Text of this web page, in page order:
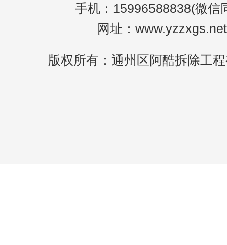
手机：15996588838(微信
网址：www.yzzxgs.net
版权所有：通州区阿酷拆除工